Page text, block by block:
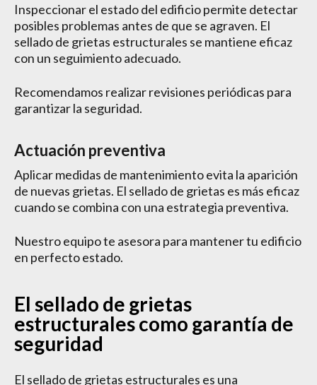
Inspeccionar el estado del edificio permite detectar
posibles problemas antes de que se agraven. El
sellado de grietas estructurales se mantiene eficaz
con un seguimiento adecuado.
Recomendamos realizar revisiones periódicas para
garantizar la seguridad.
Actuación preventiva
Aplicar medidas de mantenimiento evita la aparición
de nuevas grietas. El sellado de grietas es más eficaz
cuando se combina con una estrategia preventiva.
Nuestro equipo te asesora para mantener tu edificio
en perfecto estado.
El sellado de grietas
estructurales como garantía de
seguridad
El sellado de grietas estructurales es una